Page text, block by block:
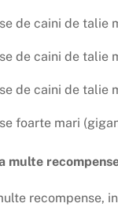
de caini de talie
de caini de talie
de caini de talie
foarte mari
multe
recompense,